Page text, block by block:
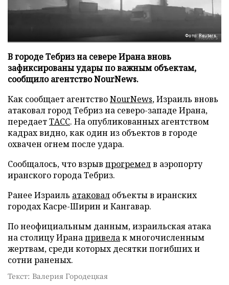
Фото: Reuters
В городе Тебриз на севере Ирана вновь
зафиксированы удары по важным объектам,
сообщило агентство NourNews.
Как сообщает агентствоNourNews, Израиль вновь
атаковал город Тебриз на северо-западе Ирана,
передаетТАСС. На опубликованных агентством
кадрах видно, как один из объектов в городе
охвачен огнем после удара.
Сообщалось, что взрыв прогремелв аэропорту
иранского города Тебриз.
Ранее Израиль атаковал объекты в иранских
городах Касре-Ширин и Кангавар.
По неофициальным данным, израильская атака
на столицу Иранапривелак многочисленным
жертвам, среди которых десятки погибших и
сотни раненых.
Текст: Валерия Городецкая